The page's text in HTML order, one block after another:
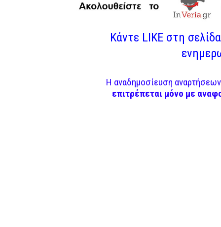
Κάντε LIKE στη
Η αναδημοσίευση
επιτρέπεται μόνο με